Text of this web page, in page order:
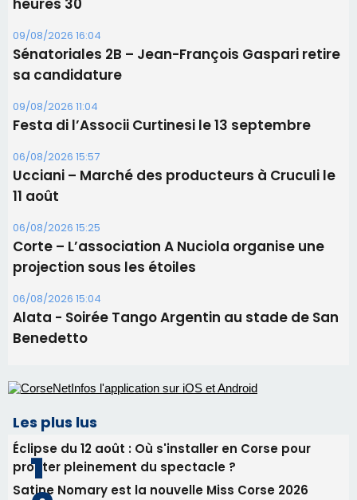
Les brèves
10/08/2026 15:56
Riventosa China sulidaria le jeudi 13 août à 18
heures 30
09/08/2026 16:04
Sénatoriales 2B – Jean-François Gaspari retire
sa candidature
09/08/2026 11:04
Festa di l’Associi Curtinesi le 13 septembre
06/08/2026 15:57
Ucciani – Marché des producteurs à Cruculi le
11 août
Corte – L’association A Nuciola organise une
projection sous les étoiles
06/08/2026 15:04
Alata - Soirée Tango Argentin au stade de San
Benedetto